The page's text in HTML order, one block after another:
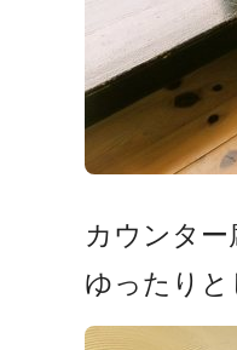
カウンター
ゆったりと